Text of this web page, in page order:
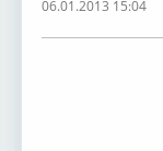
06.01.2013 15:04